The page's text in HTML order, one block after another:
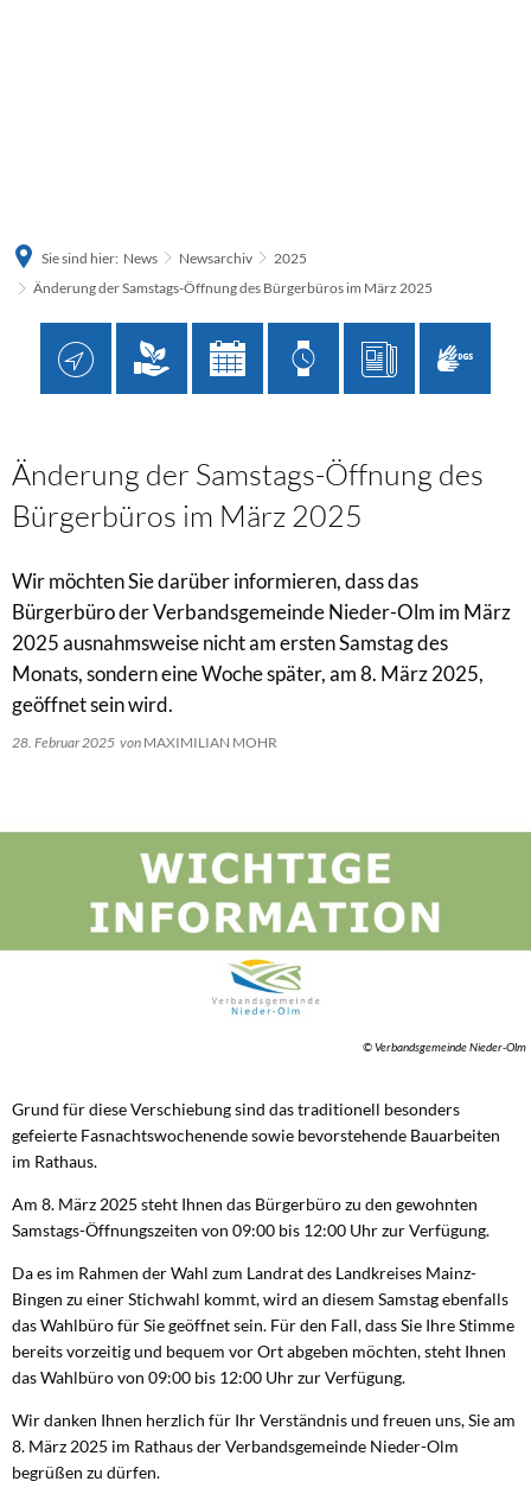
Sie sind hier: News Newsarchiv
2025
Änderung der Samstags-Öffnung des Bürgerbüros im März 2025
Änderung der Samstags-Öffnung des
Bürgerbüros im März 2025
Wir möchten Sie darüber informieren, dass das
Bürgerbüro der Verbandsgemeinde Nieder-Olm im März
2025 ausnahmsweise nicht am ersten Samstag des
Monats, sondern eine Woche später, am 8. März 2025,
geöffnet sein wird.
28. Februar 2025 von MAXIMILIAN MOHR
© Verbandsgemeinde Nieder-Olm
Grund für diese Verschiebung sind das traditionell besonders
gefeierte Fasnachtswochenende sowie bevorstehende Bauarbeiten
im Rathaus.
Am 8. März 2025 steht Ihnen das Bürgerbüro zu den gewohnten
Samstags-Öffnungszeiten von 09:00 bis 12:00 Uhr zur Verfügung.
Da es im Rahmen der Wahl zum Landrat des Landkreises Mainz-
Bingen zu einer Stichwahl kommt, wird an diesem Samstag ebenfalls
das Wahlbüro für Sie geöffnet sein. Für den Fall, dass Sie Ihre Stimme
bereits vorzeitig und bequem vor Ort abgeben möchten, steht Ihnen
das Wahlbüro von 09:00 bis 12:00 Uhr zur Verfügung.
Wir danken Ihnen herzlich für Ihr Verständnis und freuen uns, Sie am
8. März 2025 im Rathaus der Verbandsgemeinde Nieder-Olm
begrüßen zu dürfen.